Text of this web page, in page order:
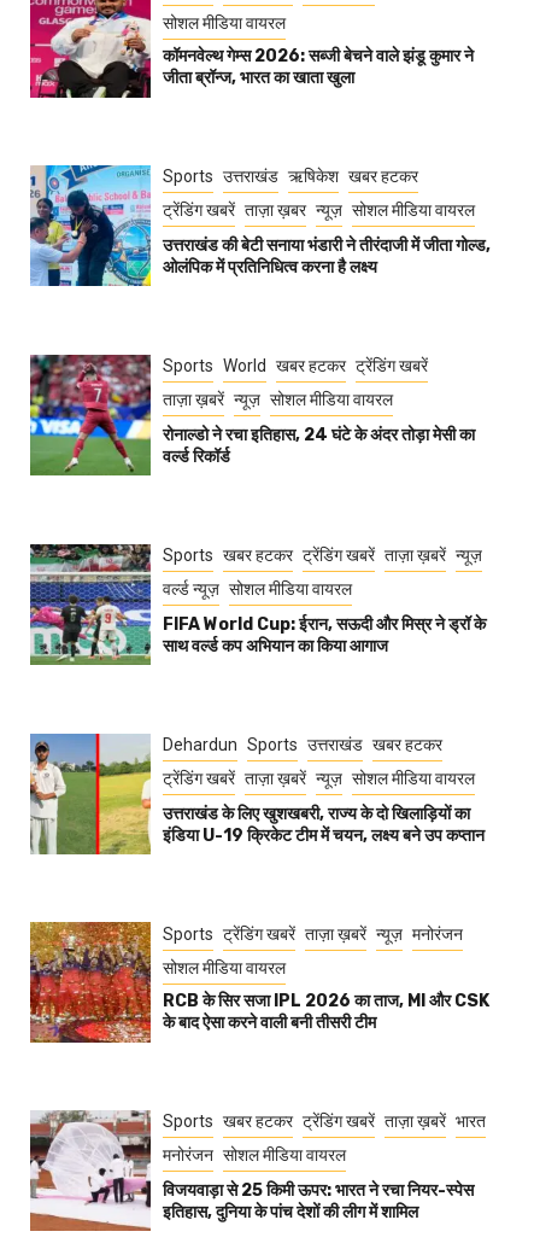
सोशल मीडिया वायरल
कॉमनवेल्थ गेम्स 2026: सब्जी बेचने वाले झंडू कुमार ने
जीता ब्रॉन्ज, भारत का खाता खुला
Sports उत्तराखंड ऋषिकेश खबर हटकर
ट्रेंडिंग खबरें ताज़ा ख़बर न्यूज़ सोशल मीडिया वायरल
उत्तराखंड की बेटी सनाया भंडारी ने तीरंदाजी में जीता गोल्ड,
ओलंपिक में प्रतिनिधित्व करना है लक्ष्य
Sports World खबर हटकर ट्रेंडिंग खबरें
ताज़ा ख़बरें न्यूज़ सोशल मीडिया वायरल
रोनाल्डो ने रचा इतिहास, 24 घंटे के अंदर तोड़ा मेसी का
वर्ल्ड रिकॉर्ड
Sports खबर हटकर ट्रेंडिंग खबरें ताज़ा ख़बरें न्यूज़
वर्ल्ड न्यूज़ सोशल मीडिया वायरल
FIFA World Cup: ईरान, सऊदी और मिस्र ने ड्रॉ के
साथ वर्ल्ड कप अभियान का किया आगाज
Dehardun Sports उत्तराखंड खबर हटकर
ट्रेंडिंग खबरें ताज़ा ख़बरें न्यूज़ सोशल मीडिया वायरल
उत्तराखंड के लिए खुशखबरी, राज्य के दो खिलाड़ियों का
इंडिया U-19 क्रिकेट टीम में चयन, लक्ष्य बने उप कप्तान
Sports ट्रेंडिंग खबरें ताज़ा ख़बरें न्यूज़ मनोरंजन
सोशल मीडिया वायरल
RCB के सिर सजा IPL 2026 का ताज, MI और CSK
के बाद ऐसा करने वाली बनी तीसरी टीम
Sports खबर हटकर ट्रेंडिंग खबरें ताज़ा ख़बरें भारत
मनोरंजन सोशल मीडिया वायरल
विजयवाड़ा से 25 किमी ऊपर: भारत ने रचा नियर-स्पेस
इतिहास, दुनिया के पांच देशों की लीग में शामिल